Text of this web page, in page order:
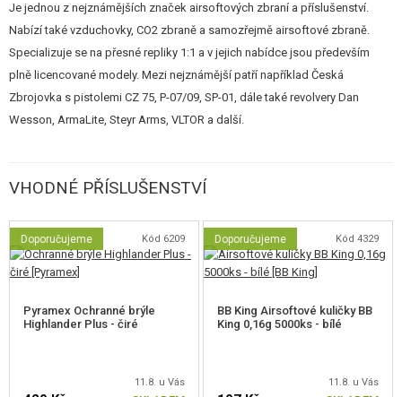
Je jednou z nejznámějších značek airsoftových zbraní a příslušenství.
Nabízí také vzduchovky, CO2 zbraně a samozřejmě airsoftové zbraně.
Specializuje se na přesné repliky 1:1 a v jejich nabídce jsou především
plně licencované modely. Mezi nejznámější patří například Česká
Zbrojovka s pistolemi CZ 75, P-07/09, SP-01, dále také revolvery Dan
Wesson, ArmaLite, Steyr Arms, VLTOR a další.
VHODNÉ PŘÍSLUŠENSTVÍ
Doporučujeme Kód 6209
Pyramex Ochranné brýle
Highlander Plus - čiré
11.8. u Vás
Doporučujeme Kód 4329
BB King Airsoftové kuličky BB
King 0,16g 5000ks - bílé
11.8. u Vás